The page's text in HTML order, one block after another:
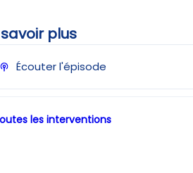
savoir plus
Écouter l'épisode
les interventions